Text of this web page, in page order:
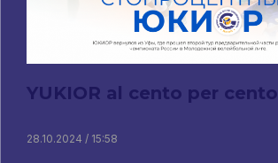
YUKIOR al cento per cento
28.10.2024 / 15:58